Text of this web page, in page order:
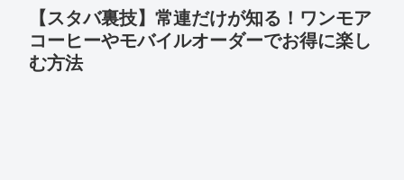
【スタバ裏技】常連だけが知る！ワンモア
コーヒーやモバイルオーダーでお得に楽し
む方法